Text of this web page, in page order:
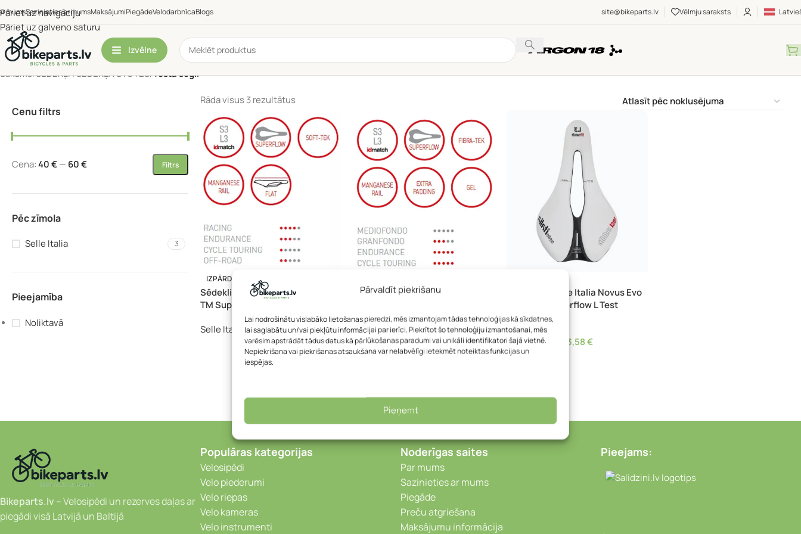
Pārvaldīt piekrišanu
Lai nodrošinātu vislabāko lietošanas pieredzi, mēs izmantojam tādas tehnoloģijas kā sīkdatnes,
lai saglabātu un/vai piekļūtu informācijai par ierīci. Piekrītot šo tehnoloģiju izmantošanai, mēs
varēsim apstrādāt tādus datus kā pārlūkošanas paradumi vai unikāli identifikatori šajā vietnē.
Nepiekrišana vai piekrišanas atsaukšana var nelabvēlīgi ietekmēt noteiktas funkcijas un
iespējas.
Pieņemt
Pāriet uz navigāciju
Pāriet uz galveno saturu
mumsSazinieties ar mumsMaksājumiPiegādeVelodarbnīcaBlogs site@bikeparts.lv Vēlmju saraksts
Izvēlne
Sākums/SĒDEKĻI | SĒDEKĻA STUTES/Testa segli
Cenu filtrs
Filtrs
Cena:40 €— 60 €
Pēc zīmola
Selle Italia 3
Pieejamība
Noliktavā
Rāda visus 3 rezultātus
IZPĀRDOTS
Sēdeklis – Selle Italia Flite Boost
TM Superflow L Test
Selle Italia
45,24€
Sēdeklis – Selle Italia Novus
Selle Italia
45,24€
Sēdeklis – Selle Italia Novus Evo
Boost TM Superflow L Test
Selle Italia
53,58€
Bikeparts.lv – Velosipēdi un rezerves daļas ar
piegādi visā Latvijā un Baltijā
Populāras kategorijas
Velosipēdi
Velo piederumi
Velo riepas
Velo kameras
Velo instrumenti
Noderīgas saites
Par mums
Sazinieties ar mums
Piegāde
Preču atgriešana
Maksājumu informācija
Pieejams:
Video novērošanas